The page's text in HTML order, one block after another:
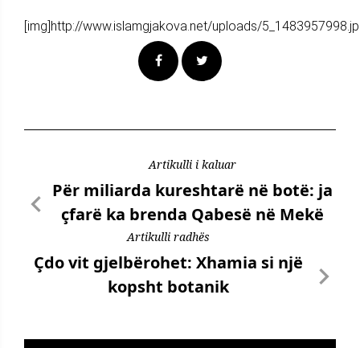
[img]http://www.islamgjakova.net/uploads/
Artikulli i kaluar
Për miliarda kureshtarë në botë: ja
çfarë ka brenda Qabesë në Mekë
Artikulli radhës
Çdo vit gjelbërohet: Xhamia si një
kopsht botanik